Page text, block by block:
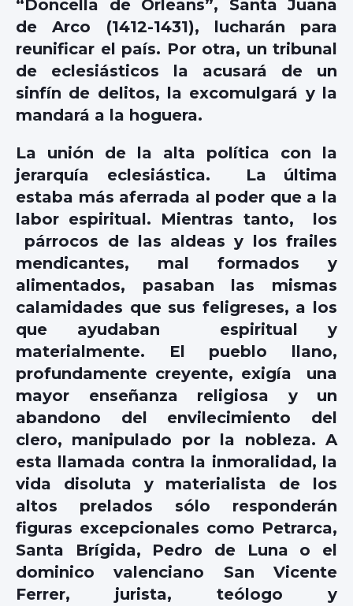
“Doncella de Orleans”, Santa Juana
de Arco (1412-1431), lucharán para
reunificar el país. Por otra, un tribunal
de eclesiásticos la acusará de un
sinfín de delitos, la excomulgará y la
mandará a la hoguera.
La unión de la alta política con la
jerarquía eclesiástica. La última
estaba más aferrada al poder que a la
labor espiritual. Mientras tanto, los
párrocos de las aldeas y los frailes
mendicantes, mal formados y
alimentados, pasaban las mismas
calamidades que sus feligreses, a los
que ayudaban espiritual y
materialmente. El pueblo llano,
profundamente creyente, exigía una
mayor enseñanza religiosa y un
abandono del envilecimiento del
clero, manipulado por la nobleza. A
esta llamada contra la inmoralidad, la
vida disoluta y materialista de los
altos prelados sólo responderán
figuras excepcionales como Petrarca,
Santa Brígida, Pedro de Luna o el
dominico valenciano San Vicente
Ferrer, jurista, teólogo y